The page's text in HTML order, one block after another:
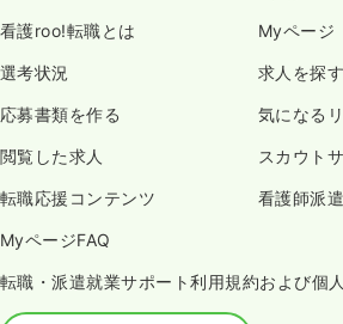
看護roo!転職とは Myページ
選考状況 求人を探す
応募書類を作る 気になる
閲覧した求人 スカウト
転職応援コンテンツ 看護師派
MyページFAQ
転職・派遣就業サポート利用規約および個